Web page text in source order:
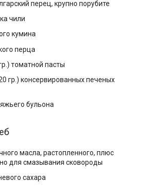
перец, крупно порубите
чили
кумина
перца
томатной пасты
гр.) консервированных печеных
бульона
масла, растопленного, плюс
для смазывания сковороды
сахара